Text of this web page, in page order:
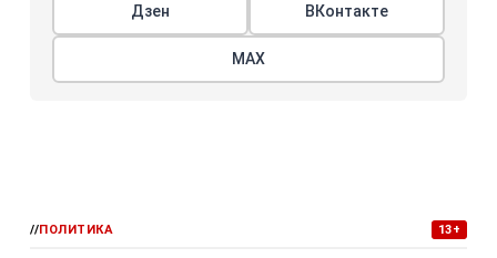
Дзен ВКонтакте
МАХ
//ПОЛИТИКА 13+